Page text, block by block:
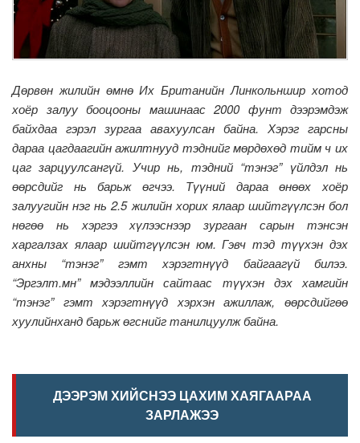
Дөрвөн жилийн өмнө Их Британийн Линкольншир хотод
хоёр залуу бооцооны машинаас 2000 фунт дээрэмдэж
байхдаа гэрэл зургаа авахуулсан байна. Хэрэг гарсны
дараа цагдаагийн ажилтнууд тэднийг мөрдөхөд тийм ч их
цаг зарцуулсангүй. Учир нь, тэдний “тэнэг” үйлдэл нь
өөрсдийг нь барьж өгчээ. Түүний дараа өнөөх хоёр
залуугийн нэг нь 2.5 жилийн хорих ялаар шийтгүүлсэн бол
нөгөө нь хэргээ хүлээснээр зургаан сарын тэнсэн
харгалзах ялаар шийтгүүлсэн юм. Гэвч тэд түүхэн дэх
анхны “тэнэг” гэмт хэрэгтнүүд байгаагүй билээ.
“Эргэлт.мн” мэдээллийн сайтаас түүхэн дэх хамгийн
“тэнэг” гэмт хэрэгтнүүд хэрхэн ажиллаж, өөрсдийгөө
хуулийнханд барьж өгснийг танилцуулж байна.
ДЭЭРЭМ ХИЙСНЭЭ ЦАХИМ ХАЯГААРАА
ЗАРЛАЖЭЭ